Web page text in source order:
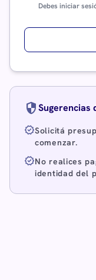
Debes iniciar
securitySugerencias
verifiedSolicitá
comenzar.
verifiedNo realices
identidad del